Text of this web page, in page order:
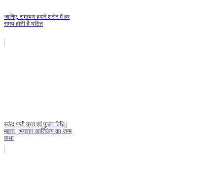
जानिए, रामायण हमारे शरीर में हर
समय होती है घटित
स्कंद षष्ठी व्रत एवं पूजन विधि |
महत्व | भगवान कार्तिकेय का जन्म
कथा